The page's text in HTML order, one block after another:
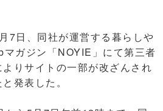
7日、同社が運営する暮らしや
ガジン「NOYIE」にて第三者
りサイトの一部が改ざんされ
発表した。